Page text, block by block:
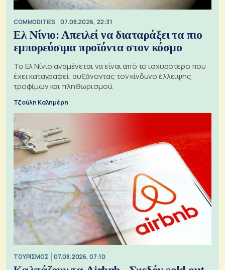
COMMODITIES 07.08.2026, 22:31
Ελ Νίνιο: Απειλεί να διαταράξει τα πιο
εμπορεύσιμα προϊόντα στον κόσμο
Το Ελ Νίνιο αναμένεται να είναι από το ισχυρότερο που
έχει καταγραφεί, αυξάνοντας τον κίνδυνο έλλειψης
τροφίμων και πληθωρισμού.
Τζούλη Καλημέρη
ΤΟΥΡΙΣΜΟΣ 07.08.2026, 07:10